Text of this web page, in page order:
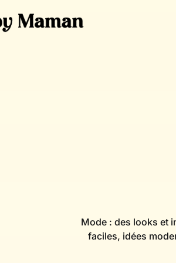
Mode : des looks et
faciles, idées